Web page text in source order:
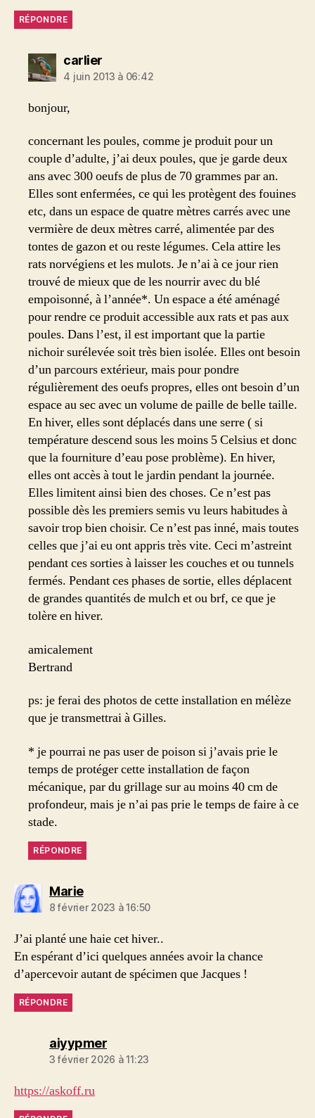
RÉPONDRE
carlierdit :
4 juin 2013 à 06:42
bonjour,
concernant les poules, comme je produit pour un
couple d’adulte, j’ai deux poules, que je garde deux
ans avec 300 oeufs de plus de 70 grammes par an.
Elles sont enfermées, ce qui les protègent des fouines
etc, dans un espace de quatre mètres carrés avec une
vermière de deux mètres carré, alimentée par des
tontes de gazon et ou reste légumes. Cela attire les
rats norvégiens et les mulots. Je n’ai à ce jour rien
trouvé de mieux que de les nourrir avec du blé
empoisonné, à l’année*. Un espace a été aménagé
pour rendre ce produit accessible aux rats et pas aux
poules. Dans l’est, il est important que la partie
nichoir surélevée soit très bien isolée. Elles ont besoin
d’un parcours extérieur, mais pour pondre
régulièrement des oeufs propres, elles ont besoin d’un
espace au sec avec un volume de paille de belle taille.
En hiver, elles sont déplacés dans une serre ( si
température descend sous les moins 5 Celsius et donc
que la fourniture d’eau pose problème). En hiver,
elles ont accès à tout le jardin pendant la journée.
Elles limitent ainsi bien des choses. Ce n’est pas
possible dès les premiers semis vu leurs habitudes à
savoir trop bien choisir. Ce n’est pas inné, mais toutes
celles que j’ai eu ont appris très vite. Ceci m’astreint
pendant ces sorties à laisser les couches et ou tunnels
fermés. Pendant ces phases de sortie, elles déplacent
de grandes quantités de mulch et ou brf, ce que je
tolère en hiver.
amicalement
Bertrand
ps: je ferai des photos de cette installation en mélèze
que je transmettrai à Gilles.
* je pourrai ne pas user de poison si j’avais prie le
temps de protéger cette installation de façon
mécanique, par du grillage sur au moins 40 cm de
profondeur, mais je n’ai pas prie le temps de faire à ce
stade.
RÉPONDRE
Mariedit :
8 février 2023 à 16:50
J’ai planté une haie cet hiver..
En espérant d’ici quelques années avoir la chance
d’apercevoir autant de spécimen que Jacques !
RÉPONDRE
aiyypmerdit :
3 février 2026 à 11:23
https://askoff.ru